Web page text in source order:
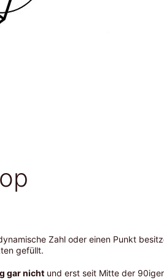
Zahl oder einen Punkt
gefüllt.
gar nicht und erst seit Mitte der